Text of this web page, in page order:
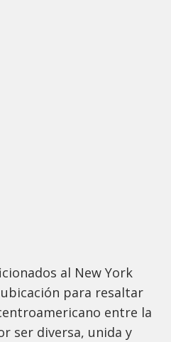
al New York
para resaltar
entre la
ser diversa, unida y